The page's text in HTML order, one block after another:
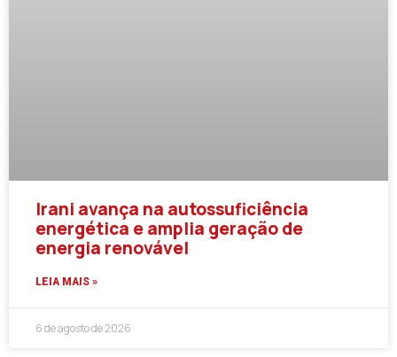
Irani avança na autossuficiência
energética e amplia geração de
energia renovável
LEIA MAIS »
6 de agosto de 2026